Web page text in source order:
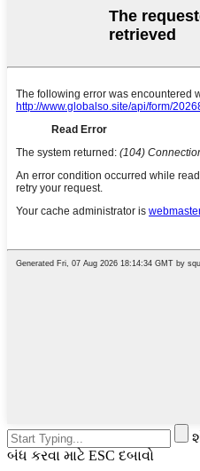
બંધ કરવા માટે ESC દબાવો